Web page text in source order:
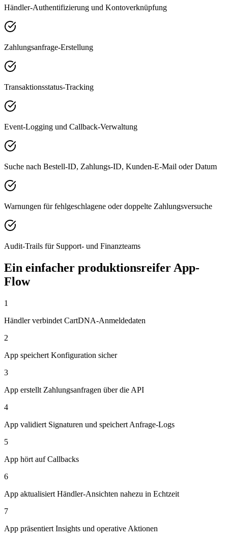
Händler-Authentifizierung und Kontoverknüpfung
Zahlungsanfrage-Erstellung
Transaktionsstatus-Tracking
Event-Logging und Callback-Verwaltung
Suche nach Bestell-ID, Zahlungs-ID, Kunden-E-Mail oder Datum
Warnungen für fehlgeschlagene oder doppelte Zahlungsversuche
Audit-Trails für Support- und Finanzteams
Ein einfacher produktionsreifer App-
Flow
1
Händler verbindet CartDNA-Anmeldedaten
2
App speichert Konfiguration sicher
3
App erstellt Zahlungsanfragen über die API
4
App validiert Signaturen und speichert Anfrage-Logs
5
App hört auf Callbacks
6
App aktualisiert Händler-Ansichten nahezu in Echtzeit
7
App präsentiert Insights und operative Aktionen